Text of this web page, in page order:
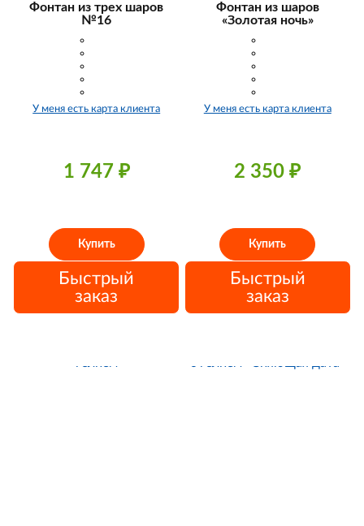
Фонтан из трех шаров
№16
У меня есть карта клиента
1 747 ₽
Купить
Быстрый
заказ
Фонтан из шаров
«Золотая ночь»
У меня есть карта клиента
2 350₽
Купить
Быстрый
заказ